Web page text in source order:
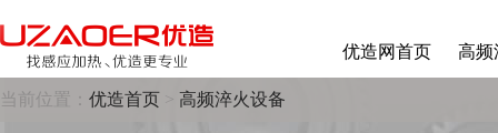
优造网首页 高频
当前位置： 优造首页 > 高频淬火设备